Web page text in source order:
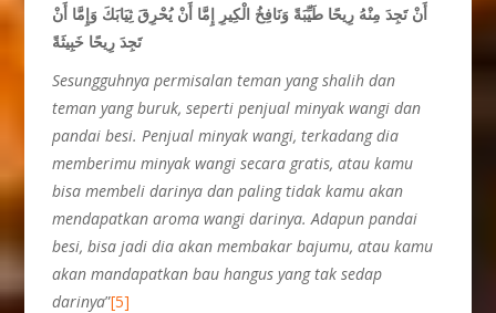
أَنْ تَجِدَ مِنْهُ رِيحًا طَيِّبَةً وَنَافِخُ الْكِيرِ إِمَّا أَنْ يُحْرِقَ ثِيَابَكَ وَإِمَّا أَنْ
تَجِدَ رِيحًا خَبِيثَةً
Sesungguhnya permisalan teman yang shalih dan
teman yang buruk, seperti penjual minyak wangi dan
pandai besi. Penjual minyak wangi, terkadang dia
memberimu minyak wangi secara gratis, atau kamu
bisa membeli darinya dan paling tidak kamu akan
mendapatkan aroma wangi darinya. Adapun pandai
besi, bisa jadi dia akan membakar bajumu, atau kamu
akan mandapatkan bau hangus yang tak sedap
darinya”[5]